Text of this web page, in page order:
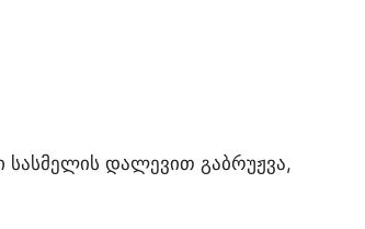
დალევით გაბრუჟვა,